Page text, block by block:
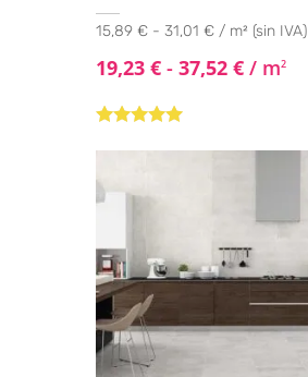
15,89 € - 31,01 € / m² (sin IVA)
19,23 € - 37,52 € / m2
con4.80de